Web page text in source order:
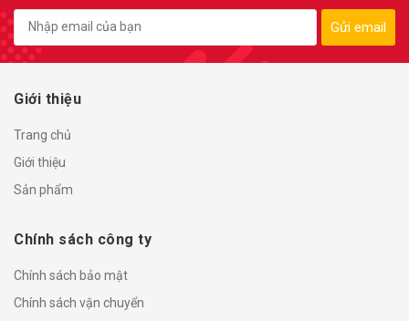
Gửi email
Giới thiệu
Trang chủ
Giới thiệu
Sản phẩm
Chính sách công ty
Chính sách bảo mật
Chính sách vận chuyển